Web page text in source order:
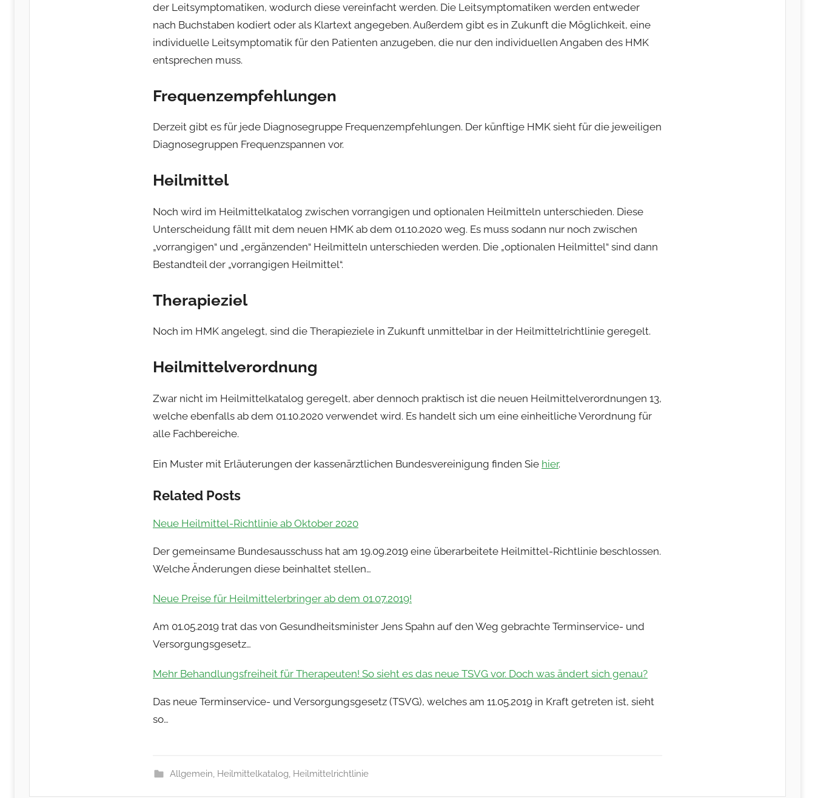
der Leitsymptomatiken, wodurch diese vereinfacht werden. Die Leitsymptomatiken werden entweder
nach Buchstaben kodiert oder als Klartext angegeben. Außerdem gibt es in Zukunft die Möglichkeit, eine
individuelle Leitsymptomatik für den Patienten anzugeben, die nur den individuellen Angaben des HMK
entsprechen muss.
Frequenzempfehlungen
Derzeit gibt es für jede Diagnosegruppe Frequenzempfehlungen. Der künftige HMK sieht für die jeweiligen
Diagnosegruppen Frequenzspannen vor.
Heilmittel
Noch wird im Heilmittelkatalog zwischen vorrangigen und optionalen Heilmitteln unterschieden. Diese
Unterscheidung fällt mit dem neuen HMK ab dem 01.10.2020 weg. Es muss sodann nur noch zwischen
„vorrangigen“ und „ergänzenden“ Heilmitteln unterschieden werden. Die „optionalen Heilmittel“ sind dann
Bestandteil der „vorrangigen Heilmittel“.
Therapieziel
Noch im HMK angelegt, sind die Therapieziele in Zukunft unmittelbar in der Heilmittelrichtlinie geregelt.
Heilmittelverordnung
Zwar nicht im Heilmittelkatalog geregelt, aber dennoch praktisch ist die neuen Heilmittelverordnungen 13,
welche ebenfalls ab dem 01.10.2020 verwendet wird. Es handelt sich um eine einheitliche Verordnung für
alle Fachbereiche.
Ein Muster mit Erläuterungen der kassenärztlichen Bundesvereinigung finden Sie hier.
Related Posts
Neue Heilmittel-Richtlinie ab Oktober 2020
Der gemeinsame Bundesausschuss hat am 19.09.2019 eine überarbeitete Heilmittel-Richtlinie beschlossen.
Welche Änderungen diese beinhaltet stellen…
Neue Preise für Heilmittelerbringer ab dem 01.07.2019!
Am 01.05.2019 trat das von Gesundheitsminister Jens Spahn auf den Weg gebrachte Terminservice- und
Versorgungsgesetz…
Mehr Behandlungsfreiheit für Therapeuten! So sieht es das neue TSVG vor. Doch was ändert sich genau?
Das neue Terminservice- und Versorgungsgesetz (TSVG), welches am 11.05.2019 in Kraft getreten ist, sieht
so…
Allgemein, Heilmittelkatalog, Heilmittelrichtlinie